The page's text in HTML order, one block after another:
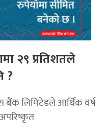
२९ प्रतिशतले
?
बैंक लिमिटेडले आर्थिक वर्ष